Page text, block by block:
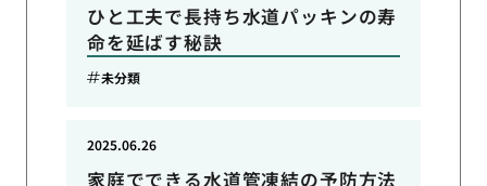
ひと工夫で長持ち水道パッキンの寿
命を延ばす秘訣
未分類
家庭でできる水道管凍結の予防方法
2025.06.26